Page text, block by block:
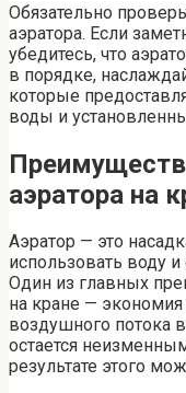
Обязательно
аэратора. Если
убедитесь, что
в порядке,
которые
воды и
аэратора на
Аэратор — это
использовать воду
Один из главных
на кране —
воздушного потока
остается
результате этого